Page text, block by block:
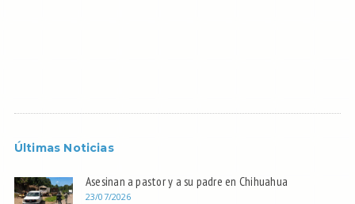
Últimas Noticias
Asesinan a pastor y a su padre en Chihuahua
23/07/2026